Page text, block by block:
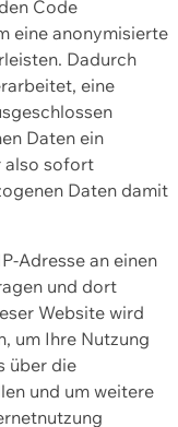
Code
eine anonymisierte
Dadurch
eine
Daten ein
also sofort
Daten damit
Adresse an einen
und dort
Website wird
um Ihre Nutzung
über die
und um weitere